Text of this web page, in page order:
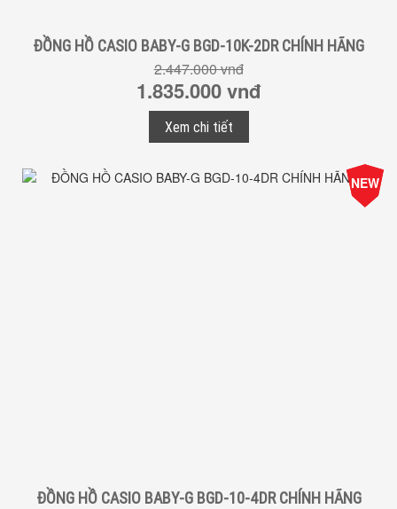
ĐỒNG HỒ CASIO BABY-G BGD-10K-2DR CHÍNH HÃNG
2.447.000 vnđ
1.835.000 vnđ
Xem chi tiết
-25%
Giá
NEW
ĐỒNG HỒ CASIO BABY-G BGD-10-4DR CHÍNH HÃNG